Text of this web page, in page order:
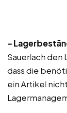
–
Sauerlach den
dass die
ein Artikel